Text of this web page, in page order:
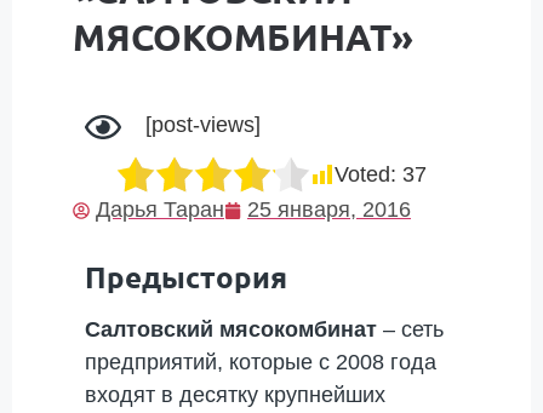
МЯСОКОМБИНАТ»
[post-views]
Voted: 37
Дарья Таран
25 января, 2016
Предыстория
Салтовский мясокомбинат – сеть
предприятий, которые с 2008 года
входят в десятку крупнейших